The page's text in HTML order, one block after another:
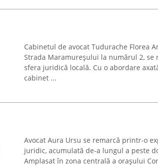
Cabinetul de avocat Tudurache Florea
Strada Maramureșului la numărul 2,
sfera juridică locală. Cu o abordare
cabinet ...
Avocat Aura Ursu se remarcă printr-o
juridic, acumulată de-a lungul a peste
Amplasat în zona centrală a orașului